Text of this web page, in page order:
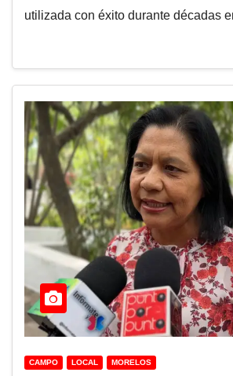
utilizada con éxito durante décadas
CAMPO LOCAL MORELOS